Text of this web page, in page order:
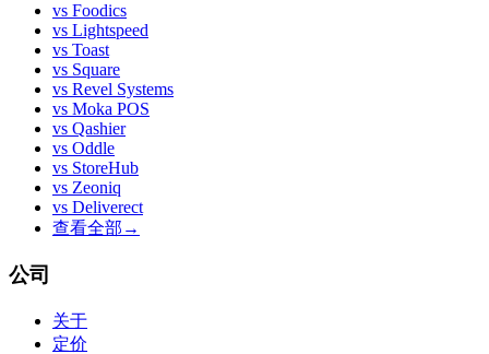
vs Foodics
vs Lightspeed
vs Toast
vs Square
vs Revel Systems
vs Moka POS
vs Qashier
vs Oddle
vs StoreHub
vs Zeoniq
vs Deliverect
查看全部 →
公司
关于
定价